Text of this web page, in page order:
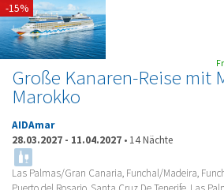
Große Kanaren-Reise mit
Marokko
AIDAmar
28.03.2027 - 11.04.2027 • 14 Nächte
Las Palmas/Gran Canaria, Funchal/Madeira,
-15%